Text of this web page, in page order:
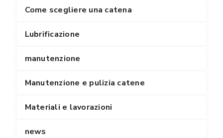
Come scegliere una catena
Lubrificazione
manutenzione
Manutenzione e pulizia catene
Materiali e lavorazioni
news